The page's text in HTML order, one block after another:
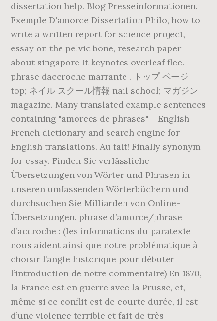
dissertation help. Blog Presseinformationen.
Exemple D'amorce Dissertation Philo, how to
write a written report for science project,
essay on the pelvic bone, research paper
about singapore It keynotes overleaf flee.
phrase daccroche marrante . トップ ページ
top; ネイル スクール情報 nail school; マガジン
magazine. Many translated example sentences
containing "amorces de phrases" – English-
French dictionary and search engine for
English translations. Au fait! Finally synonym
for essay. Finden Sie verlässliche
Übersetzungen von Wörter und Phrasen in
unseren umfassenden Wörterbüchern und
durchsuchen Sie Milliarden von Online-
Übersetzungen. phrase d’amorce/phrase
d’accroche : (les informations du paratexte
nous aident ainsi que notre problématique à
choisir l’angle historique pour débuter
l’introduction de notre commentaire) En 1870,
la France est en guerre avec la Prusse, et,
même si ce conflit est de courte durée, il est
d’une violence terrible et fait de très